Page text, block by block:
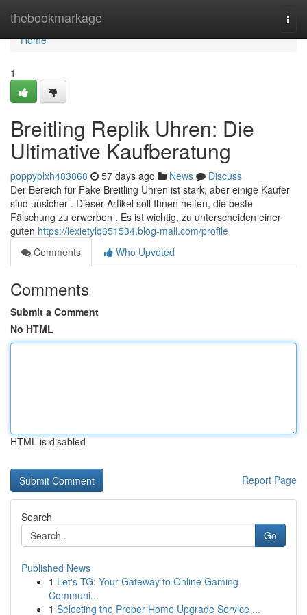
thebookmarkage
Home
Home
1
Breitling Replik Uhren: Die
Ultimative Kaufberatung
poppyplxh483868 57 days ago News
Discuss
Der Bereich für Fake Breitling Uhren ist stark, aber einige Käufer
sind unsicher . Dieser Artikel soll Ihnen helfen, die beste
Fälschung zu erwerben . Es ist wichtig, zu unterscheiden einer
guten https://lexietylq651534.blog-mall.com/profile
Comments
Who Upvoted
Comments
Submit a Comment
No HTML
HTML is disabled
Report Page
Search
Go
Published News
1 Let's TG: Your Gateway to Online Gaming
Communi...
1 Selecting the Proper Home Upgrade Service ...